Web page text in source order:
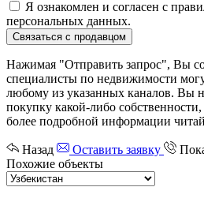
Я ознакомлен и согласен с
персональных данных.
Связаться с продавцом
Нажимая "Отправить запрос", Вы
специалисты по недвижимости
любому из указанных каналов. Вы
покупку какой-либо
более подробной информации
Назад Оставить заявку
Похожие объекты